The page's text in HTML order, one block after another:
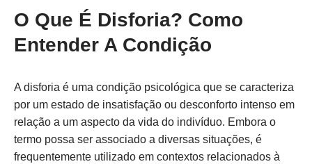
O Que É Disforia? Como
Entender A Condição
A disforia é uma condição psicológica que se caracteriza
por um estado de insatisfação ou desconforto intenso em
relação a um aspecto da vida do indivíduo. Embora o
termo possa ser associado a diversas situações, é
frequentemente utilizado em contextos relacionados à